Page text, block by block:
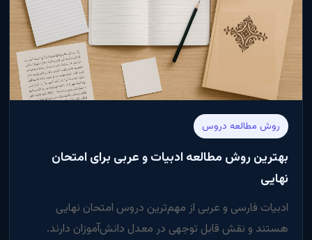
روش مطالعه دروس
بهترین روش مطالعه ادبیات و عربی برای امتحان
نهایی
ادبیات فارسی و عربی از مهم‌ترین دروس امتحان نهایی
هستند و نقش قابل توجهی در معدل دانش‌آموزان دارند.